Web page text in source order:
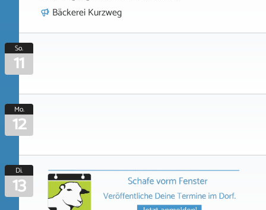
Bäckerei Kurzweg
So.
11
Mo.
12
Di.
13